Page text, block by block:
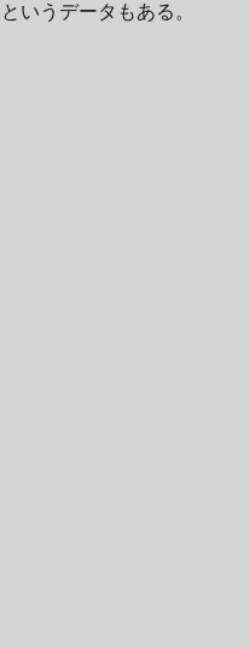
いうデータもある。